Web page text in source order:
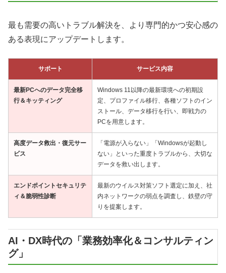
最も需要の高いトラブル解決を、より専門的かつ安心感の
ある表現にアップデートします。
サポート サービス内容
最新PCへのデータ完全移
行＆キッティング
Windows 11以降の最新環境への初期設
定、プロファイル移行、各種ソフトのイン
ストール、データ移行を行い、即戦力の
PCを用意します。
高度データ救出・復元サー
ビス
「電源が入らない」「Windowsが起動し
ない」といった重度トラブルから、大切な
データを救い出します。
エンドポイントセキュリテ
ィ＆脆弱性診断
最新のウイルス対策ソフト選定に加え、社
内ネットワークの弱点を調査し、鉄壁の守
りを提案します。
AI・DX時代の「業務効率化＆コンサルティン
グ」